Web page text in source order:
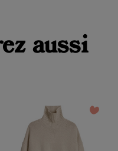
aussi
favorite_border